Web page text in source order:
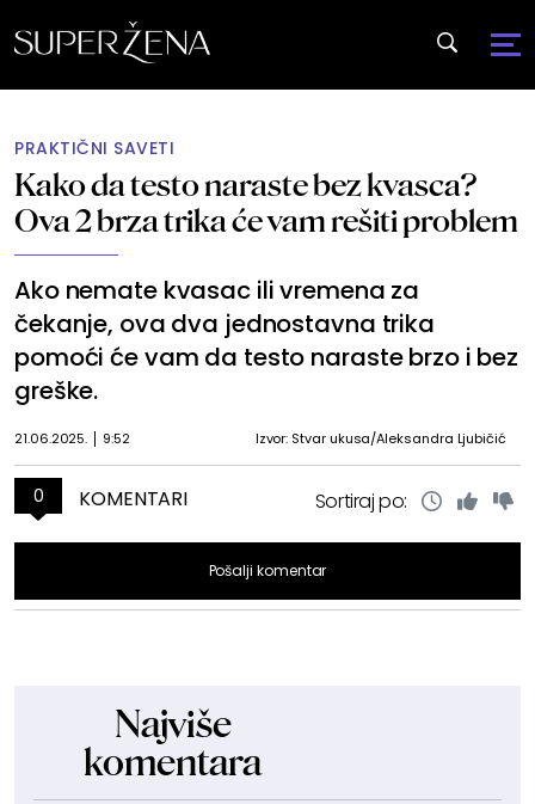
PRAKTIČNI SAVETI
Kako da testo naraste bez kvasca?
Ova 2 brza trika će vam rešiti problem
Ako nemate kvasac ili vremena za
čekanje, ova dva jednostavna trika
pomoći će vam da testo naraste brzo i bez
greške.
21.06.2025. 9:52 Izvor: Stvar ukusa/Aleksandra Ljubičić
0 KOMENTARI Sortiraj po:
Pošalji komentar
Najviše
komentara